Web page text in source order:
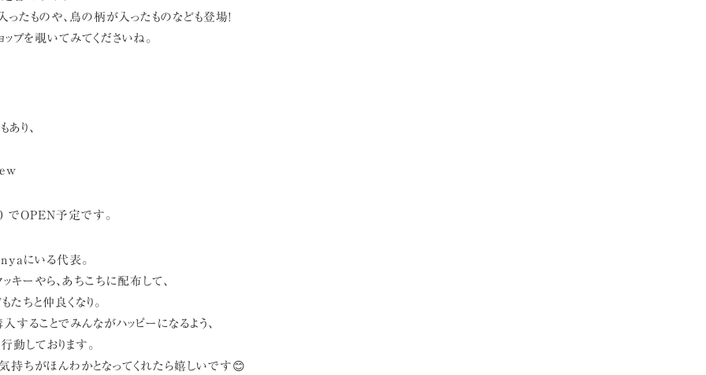
ったものや、鳥の柄が入ったものなども登場!
ップを覗いてみてくださいね。
り、
OPEN予定です。
にいる代表。
キーやら、あちこちに配布して、
たちと仲良くなり。
することでみんながハッピーになるよう、
動しております。
持ちがほんわかとなってくれたら嬉しいです😊